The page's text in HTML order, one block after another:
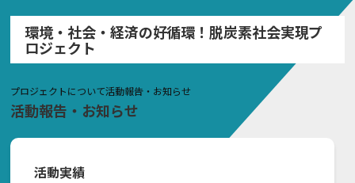
環境・社会・経済の好循環！脱炭素社会実現プ
ロジェクト
プロジェクトについて活動報告・お知らせ
活動報告・お知らせ
活動実績